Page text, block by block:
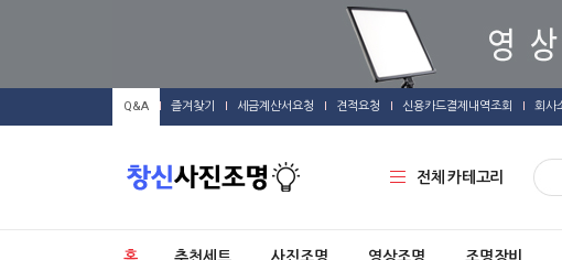
Q&A 즐겨찾기 세금계산서요청 견적요청 신용카드결제내역조회 회사
전체 카테고리